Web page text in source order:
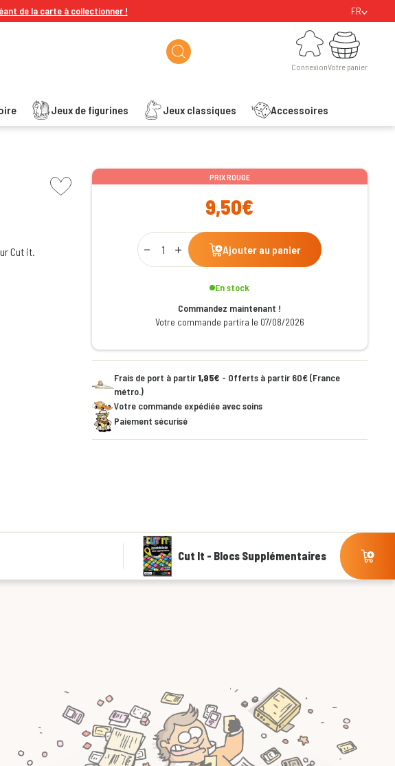
de la carte à collectionner ! FR
Connexion
Connexion
Jeux de figurines Jeux classiques Accessoires
Votre panier
Votre panier
picto wishlist
Cut it.
PRIX ROUGE
9,50€
Qty
Ajouter au panier
En stock
Commandez maintenant !
Votre commande partira le 07/08/2026
Frais de port à partir1,95€ - Offerts à partir 60€ (France
métro.)
Votre commande expédiée avec soins
Paiement sécurisé
Cut It - Blocs Supplémentaires